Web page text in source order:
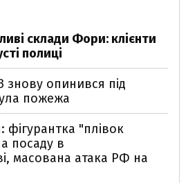
склади Фори: клієнти
полиці
знову опинився під
пожежа
"плівок
посаду в
масована атака РФ на